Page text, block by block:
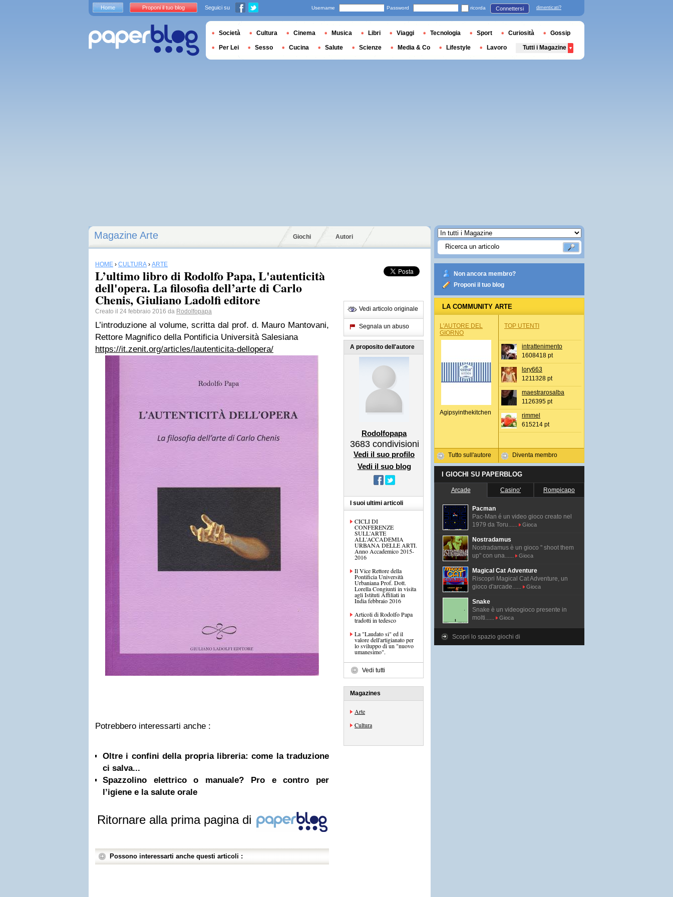
Magazine Arte Giochi Autori
HOME › CULTURA › ARTE
L’ultimo libro di Rodolfo Papa, L'autenticità
dell'opera. La filosofia dell’arte di Carlo
Chenis, Giuliano Ladolfi editore
Creato il 24 febbraio 2016 da Rodolfopapa
L’introduzione al volume, scritta dal prof. d. Mauro Mantovani,
Rettore Magnifico della Pontificia Università Salesiana
https://it.zenit.org/articles/lautenticita-dellopera/
Potrebbero interessarti anche :
Oltre i confini della propria libreria: come la traduzione
ci salva...
Spazzolino elettrico o manuale? Pro e contro per
l’igiene e la salute orale
Ritornare alla prima pagina di
Possono interessarti anche questi articoli :
Vedi articolo originale
Segnala un abuso
A proposito dell'autore
Rodolfopapa
3683 condivisioni
Vedi il suo profilo
Vedi il suo blog
I suoi ultimi articoli
CICLI DI
CONFERENZE
SULL'ARTE
ALL'ACCADEMIA
URBANA DELLE ARTI.
Anno Accademico 2015-
2016
Il Vice Rettore della
Pontificia Università
Urbaniana Prof. Dott.
Lorella Congiunti in visita
agli Istituti Affiliati in
India febbraio 2016
Articoli di Rodolfo Papa
tradotti in tedesco
La "Laudato si" ed il
valore dell'artigianato per
lo sviluppo di un "nuovo
umanesimo".
Vedi tutti
Magazines
Arte
Cultura
Non ancora membro?
Proponi il tuo blog
LA COMMUNITY ARTE
L'AUTORE DEL
GIORNO
Agipsyinthekitchen
Tutto sull'autore
TOP UTENTI
intrattenimento
1608418 pt
lory663
1211328 pt
maestrarosalba
1126395 pt
rimmel
615214 pt
Diventa membro
I GIOCHI SU PAPERBLOG
Arcade Casino' Rompicapo
Pacman
Pac-Man é un video gioco creato nel
1979 da Toru......
Gioca
Nostradamus
Nostradamus è un gioco " shoot them
up" con una......
Gioca
Magical Cat Adventure
Riscopri Magical Cat Adventure, un
gioco d'arcade......
Gioca
Snake
Snake è un videogioco presente in
molti......
Gioca
Scopri lo spazio giochi di
Home Proponi il tuo blog Seguici su Username Password ricorda Connettersi dimenticati?
Società Cultura Cinema Musica Libri Viaggi Tecnologia Sport Curiosità Gossip
Per Lei Sesso Cucina Salute Scienze Media & Co Lifestyle Lavoro Tutti i Magazine